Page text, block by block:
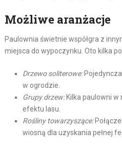
Możliwe aranżacje
Paulownia świetnie współgra z
miejsca do wypoczynku. Oto kilka
Drzewo soliterowe:
w ogrodzie.
Grupy drzew:Kilka paulowni w
efektu lasu.
Rośliny towarzyszące:
wiosną dla uzyskania pełnej